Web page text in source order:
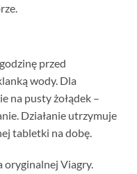
przed
wody. Dla
na pusty żołądek –
Działanie utrzymuje
tabletki na dobę.
oryginalnej Viagry.